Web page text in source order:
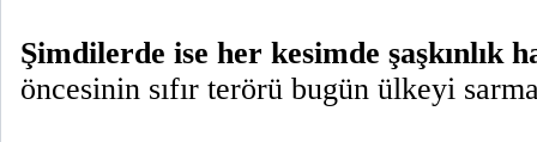
Şimdilerde ise her kesimde şaşkınlık
öncesinin sıfır terörü bugün ülkeyi